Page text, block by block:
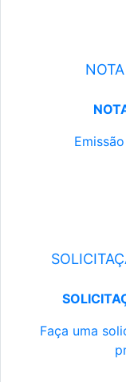
Faça uma